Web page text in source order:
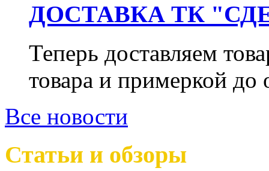
ДОСТАВКА ТК
Теперь доставляем
товара и примеркой
Все новости
Статьи и обзоры